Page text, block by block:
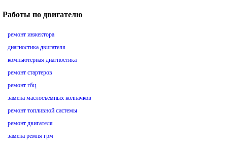
Работы по двигателю
ремонт инжектора
диагностика двигателя
компьютерная диагностика
ремонт стартеров
ремонт гбц
замена маслосъемных колпачков
ремонт топливной системы
ремонт двигателя
замена ремня грм